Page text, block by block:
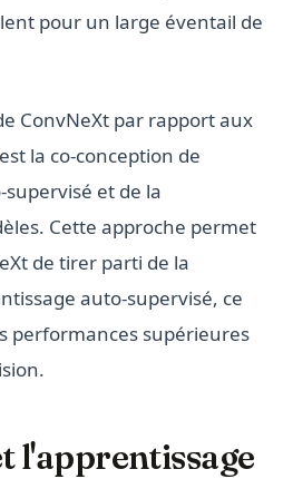
pour un large éventail de
ConvNeXt par rapport aux
la co-conception de
et de la
Cette approche permet
de tirer parti de la
auto-supervisé, ce
performances supérieures
l'apprentissage